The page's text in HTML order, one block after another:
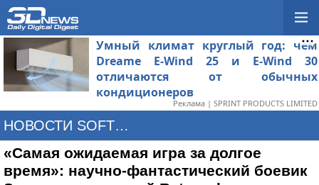
Умный климат круглый год: чем
Dreame E-Wind 25 и E-Wind 30
отличаются от обычных
кондиционеров
Реклама | SPRINT PRODUCTS LIMITED
НОВОСТИ SOFTWARE
«Самая ожидаемая игра за долгое
время»: научно-фантастический боевик